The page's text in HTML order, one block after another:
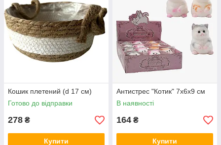
Кошик плетений (d 17 см)
Готово до відправки
278 ₴
Купити
Антистрес "Котик" 7х6х9 см
В наявності
164 ₴
Купити